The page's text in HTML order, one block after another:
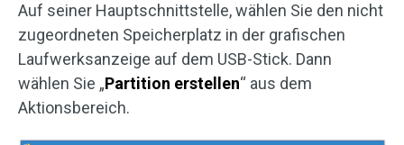
Auf seiner Hauptschnittstelle, wählen Sie den nicht
zugeordneten Speicherplatz in der grafischen
Laufwerksanzeige auf dem USB-Stick. Dann
wählen Sie „Partition erstellen“ aus dem
Aktionsbereich.